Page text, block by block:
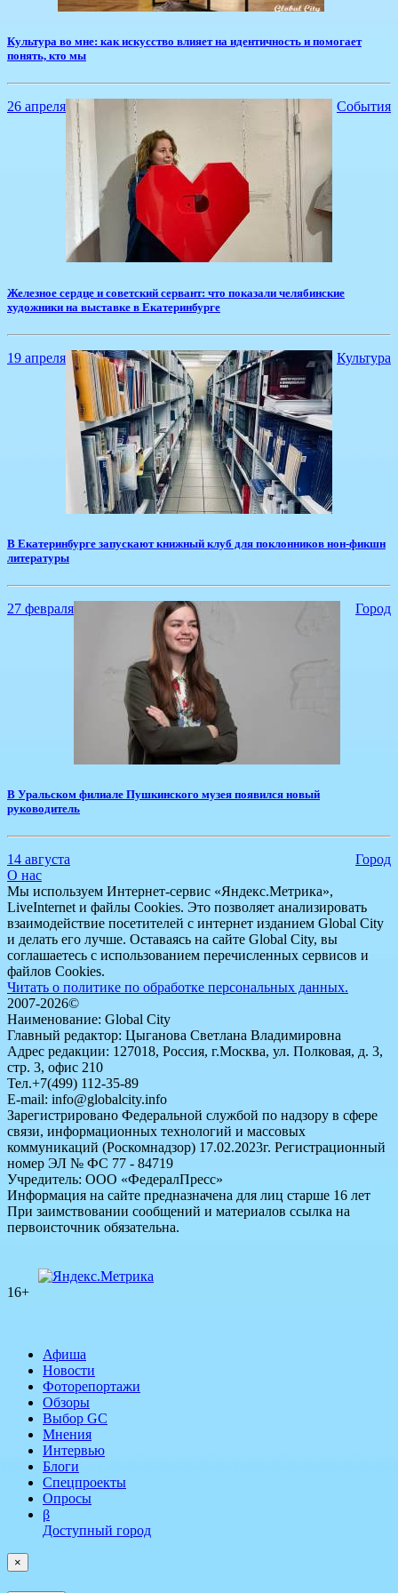
​Культура во мне: как искусство влияет на идентичность и помогает
понять, кто мы
26 апреля События
​Железное сердце и советский сервант: что показали челябинские
художники на выставке в Екатеринбурге
19 апреля Культура
​В Екатеринбурге запускают книжный клуб для поклонников нон-фикшн
литературы
27 февраля Город
В Уральском филиале Пушкинского музея появился новый
руководитель
14 августа
Город
О нас
Мы используем Интернет-сервис «Яндекс.Метрика»,
LiveInternet и файлы Cookies. Это позволяет анализировать
взаимодействие посетителей с интернет изданием Global City
и делать его лучше. Оставаясь на сайте Global City, вы
соглашаетесь с использованием перечисленных сервисов и
файлов Cookies.
Читать о политике по обработке персональных данных.
2007-2026©
Наименование: Global City
Главный редактор: Цыганова Светлана Владимировна
Адрес редакции: 127018, Россия, г.Москва, ул. Полковая, д. 3,
стр. 3, офис 210
Тел.+7(499) 112-35-89
E-mail: info@globalcity.info
Зарегистрировано Федеральной службой по надзору в сфере
связи, информационных технологий и массовых
коммуникаций (Роскомнадзор) 17.02.2023г. Регистрационный
номер ЭЛ № ФС 77 - 84719
Учредитель: ООО «ФедералПресс»
Информация на сайте предназначена для лиц старше 16 лет
При заимствовании сообщений и материалов ссылка на
первоисточник обязательна.
16+
Афиша
Новости
Фоторепортажи
Обзоры
Выбор GC
Мнения
Интервью
Блоги
Спецпроекты
Опросы
β
Доступный город
×